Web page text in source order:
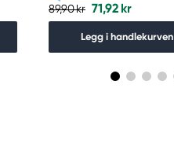
89,90 kr 71,92 kr
Legg i handlekurven